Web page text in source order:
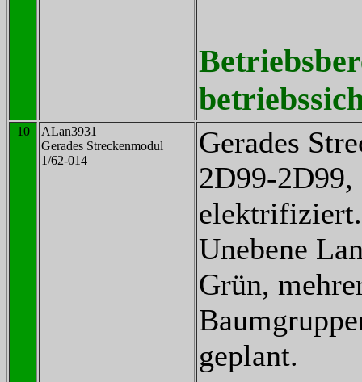
10
ALan3931
Gerades Streckenmodul
1/62-014
Gerades
2D99-2D99,
elektrifiziert.
Unebene
Grün,
geplant.